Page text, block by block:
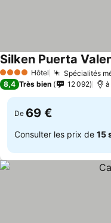
4 Étoiles Hôtel Spécialités
Silken Puerta
8,4 Très bien 12 092 à
De 69 €
Consulter les prix de 15